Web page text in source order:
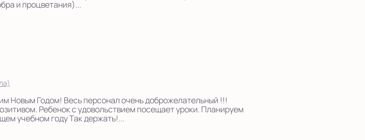
и процветания)...
Новым Годом! Весь персонал очень доброжелательный !!!
Ребенок с удовольствием посещает уроки. Планируем
учебном году Так держать!...